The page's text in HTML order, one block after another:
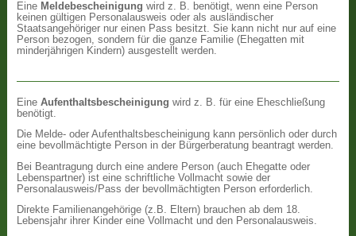
Eine Meldebescheinigung wird z. B. benötigt, wenn eine Person
keinen gültigen Personalausweis oder als ausländischer
Staatsangehöriger nur einen Pass besitzt. Sie kann nicht nur auf eine
Person bezogen, sondern für die ganze Familie (Ehegatten mit
minderjährigen Kindern) ausgestellt werden.
EineAufenthaltsbescheinigung wird z. B. für eine Eheschließung
benötigt.
Die Melde- oder Aufenthaltsbescheinigung kann persönlich oder durch
eine bevollmächtigte Person in der Bürgerberatung beantragt werden.
Bei Beantragung durch eine andere Person (auch Ehegatte oder
Lebenspartner) ist eine schriftliche Vollmacht sowie der
Personalausweis/Pass der bevollmächtigten Person erforderlich.
Direkte Familienangehörige (z.B. Eltern) brauchen ab dem 18.
Lebensjahr ihrer Kinder eine Vollmacht und den Personalausweis.